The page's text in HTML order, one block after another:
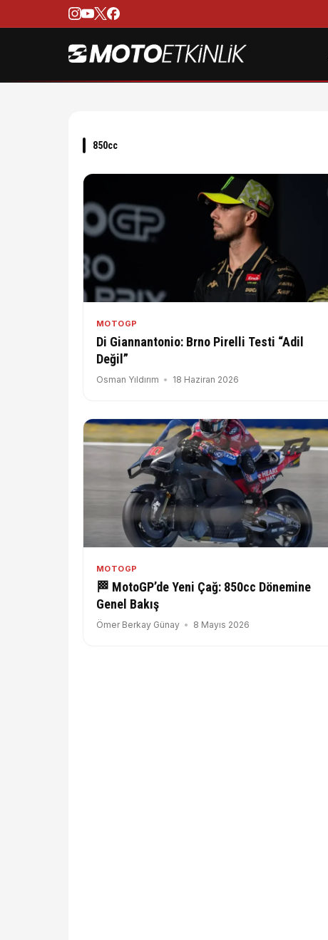
850cc
MOTOGP
Di Giannantonio: Brno Pirelli Testi “Adil
Değil”
Osman Yıldırım 18 Haziran 2026
MOTOGP
🏁 MotoGP’de Yeni Çağ: 850cc Dönemine
Genel Bakış
Ömer Berkay Günay 8 Mayıs 2026